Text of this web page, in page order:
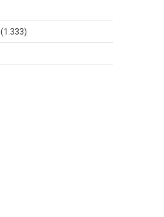
(1.333)